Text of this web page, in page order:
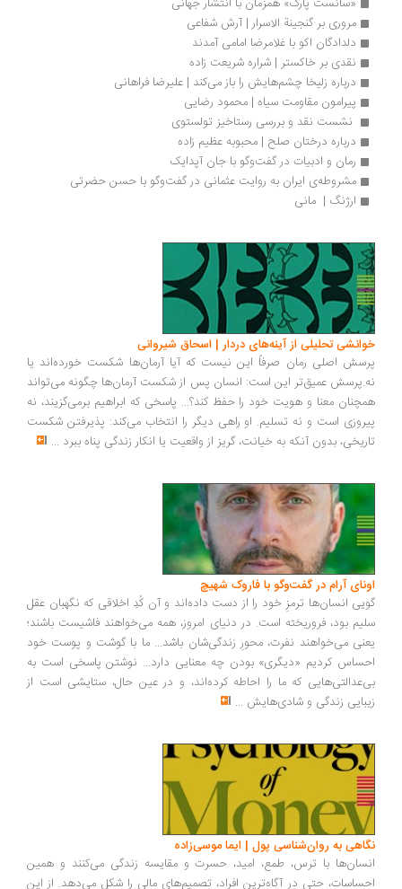
مروری بر گنجینة الاسرار | آرش شفاعی
دلدادگان اکو با غلامرضا امامی آمدند
نقدی بر خاکستر | شراره شریعت زاده
درباره زلیخا چشم‌هایش را باز می‌کند | علیرضا فراهانی
پیرامون مقاومت سیاه | محمود رضایی
نشست نقد و بررسی رستاخیز تولستوی
درباره درختان صلح | محبوبه عظیم زاده
رمان و ادبیات در گفت‌وگو با جان آپدایک
مشروطه‌ی ایران به روایت عثمانی در گفت‌وگو با حسن حضرتی
ارژنگ |  مانی
تحلیلی از آینه‌های دردار | اسحاق شیروانی
اصلی رمان صرفاً این نیست که آیا آرمان‌ها شکست خورده‌اند یا
عمیق‌تر این است: انسان پس از شکست آرمان‌ها چگونه می‌تواند
معنا و هویت خود را حفظ کند؟... پاسخی که ابراهیم برمی‌گزیند، نه
است و نه تسلیم. او راهی دیگر را انتخاب می‌کند: پذیرفتن شکست
بدون آنکه به خیانت، گریز از واقعیت یا انکار زندگی پناه ببرد...
آرام در گفت‌وگو با فاروک شهیچ‭
انسان‌ها ترمزِ خود را از دست داده‌اند و آن کُدِ اخلاقی که نگهبان عقل
بود، فروریخته است. در دنیای امروز، همه می‌خواهند فاشیست باشند؛
می‌خواهند نفرت، محورِ زندگی‌شان باشد... ما با گوشت و پوست خود
کردیم «دیگری» بودن چه معنایی دارد... نوشتن پاسخی است به
که ما را احاطه کرده‌اند، و در عین حال، ستایشی است از
زندگی و شادی‌هایش...
به روان‌شناسی پول | ایما موسی‌زاده
با ترس، طمع، امید، حسرت و مقایسه زندگی می‌کنند و همین
حتی در آگاه‌ترین افراد، تصمیم‌های مالی را شکل می‌دهد. از این